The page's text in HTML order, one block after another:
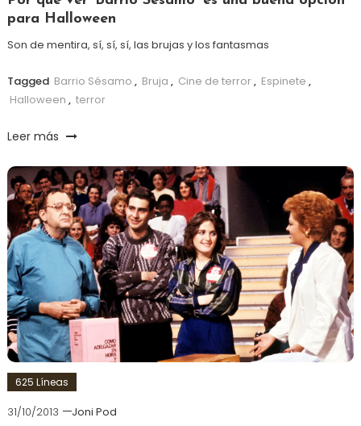
para Halloween
Son de mentira, sí, sí, sí, las brujas y los fantasmas
Tagged Barrio Sésamo , Bruja , Cine de terror, Espinete ,
Halloween , terror
Leer más
625 Líneas
31/10/2013
Joni Pod